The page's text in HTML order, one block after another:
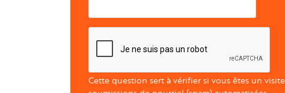
Cette question sert à vérifier si vous êtes un